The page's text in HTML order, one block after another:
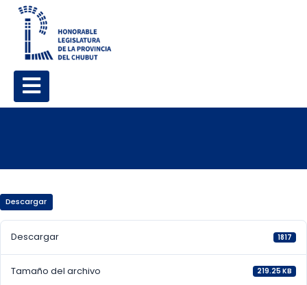
Descargar
Descargar 1817
Tamaño del archivo 219.25 KB